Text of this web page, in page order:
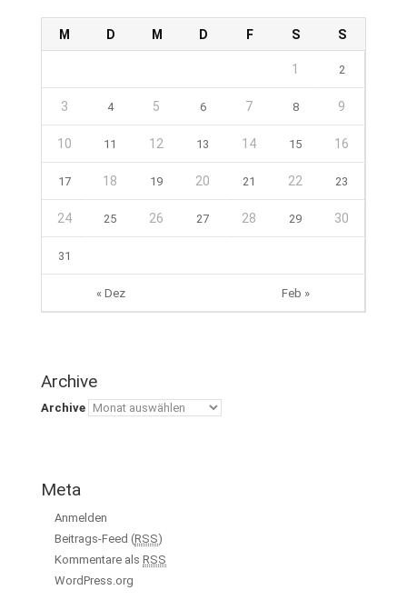
M D M D F S S
« Dez Feb »
1 2
3 4 5 6 7 8 9
10 11 12 13 14 15 16
17 18 19 20 21 22 23
24 25 26 27 28 29 30
31
Archive
Archive
Meta
Anmelden
Beitrags-Feed (RSS)
Kommentare als RSS
WordPress.org